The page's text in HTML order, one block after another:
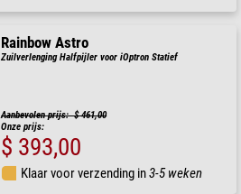
Rainbow Astro
Zuilverlenging Halfpijler voor iOptron Statief
Aanbevolen prijs: $ 461,00
Onze prijs:
$ 393,00
Klaar voor verzending in3-5 weken